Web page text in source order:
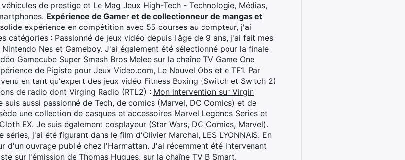
de prestige et Le Mag Jeux High-Tech - Technologie, Médias,
. Expérience de Gamer et de collectionneur de mangas et
expérience en compétition avec 55 courses au compteur, j'ai
catégories : Passionné de jeux vidéo depuis l'âge de 9 ans, j'ai fait mes
Nes et Gameboy. J'ai également été sélectionné pour la finale
Gamecube Super Smash Bros Melee sur la chaîne TV Game One
de Pigiste pour Jeux Video.com, Le Nouvel Obs et e TF1. Par
en tant qu'expert des jeux vidéo Fitness Boxing (Switch et Switch 2)
de radio dont Virging Radio (RTL2) : Mon intervention sur Virgin
suis aussi passionné de Tech, de comics (Marvel, DC Comics) et de
une collection de casques et accessoires Marvel Legends Series et
EX. Je suis également cosplayeur (Star Wars, DC Comics, Marvel).
séries, j'ai été figurant dans le film d'Olivier Marchal, LES LYONNAIS. En
d'un ouvrage publié chez l'Harmattan. J'ai récemment été intervenant
sur l'émission de Thomas Hugues, sur la chaîne TV B Smart.